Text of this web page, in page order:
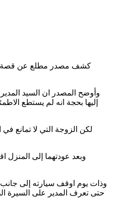
كشف مصدر مطلع عن قصة
وأوضح المصدر ان السيد
إليها بحجة انه لم يستطع
لكن الزوجة التي لا تمانع
وبعد عودتهما إلى المنزل
وذات يوم اوقف سيارته إلى
حتى تعرف المدير على السيرة